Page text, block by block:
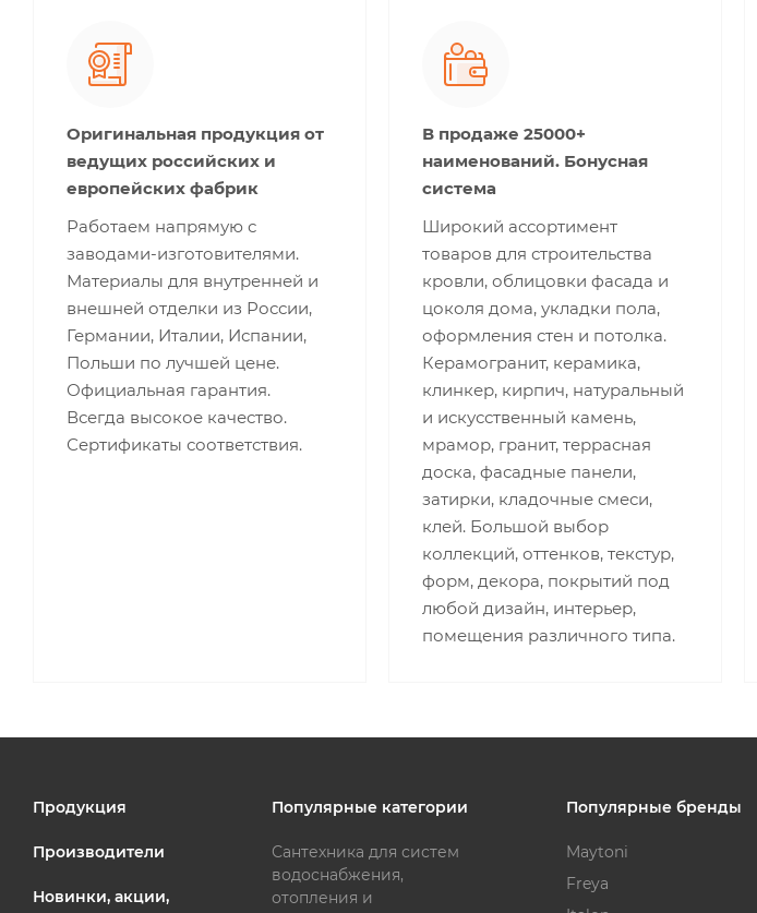
Оригинальная продукция от
ведущих российских и
европейских фабрик
Работаем напрямую с
заводами-изготовителями.
Материалы для внутренней и
внешней отделки из России,
Германии, Италии, Испании,
Польши по лучшей цене.
Официальная гарантия.
Всегда высокое качество.
Сертификаты соответствия.
В продаже 25000+
наименований. Бонусная
система
Широкий ассортимент
товаров для строительства
кровли, облицовки фасада и
цоколя дома, укладки пола,
оформления стен и потолка.
Керамогранит, керамика,
клинкер, кирпич, натуральный
и искусственный камень,
мрамор, гранит, террасная
доска, фасадные панели,
затирки, кладочные смеси,
клей. Большой выбор
коллекций, оттенков, текстур,
форм, декора, покрытий под
любой дизайн, интерьер,
помещения различного типа.
Продукция
Производители
Новинки, акции,
Популярные категории
Сантехника для систем
водоснабжения,
отопления и
Популярные бренды
Maytoni
Freya